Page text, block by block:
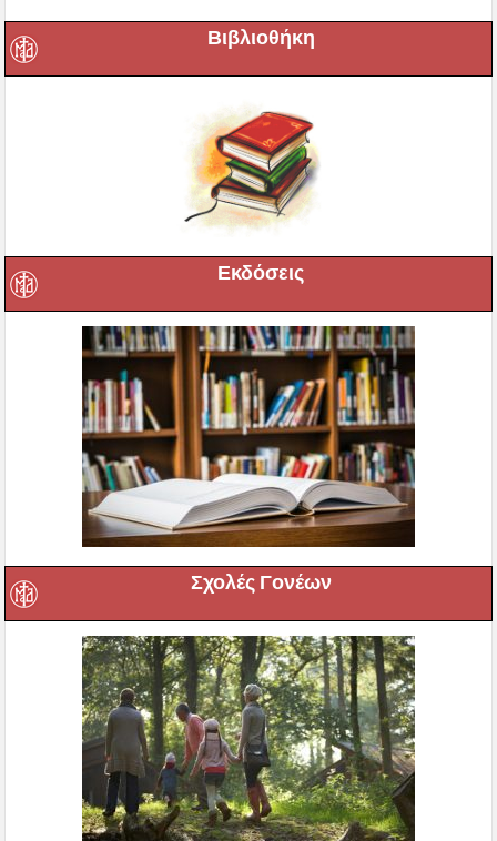
Βιβλιοθήκη
Εκδόσεις
Σχολές Γονέων